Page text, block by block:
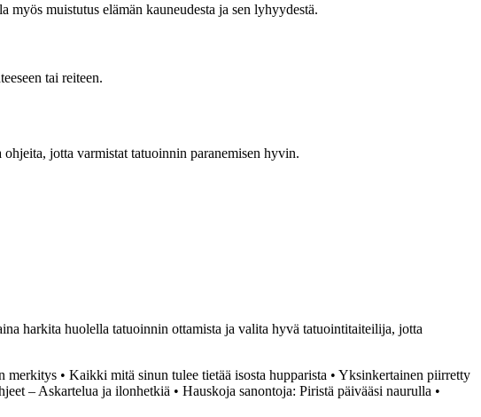
muistutus elämän kauneudesta ja sen lyhyydestä.
tai reiteen.
jotta varmistat tatuoinnin paranemisen hyvin.
harkita huolella tatuoinnin ottamista ja valita hyvä tatuointitaiteilija, jotta
merkitys • Kaikki mitä sinun tulee tietää isosta hupparista • Yksinkertainen piirretty
– Askartelua ja ilonhetkiä • Hauskoja sanontoja: Piristä päivääsi naurulla •